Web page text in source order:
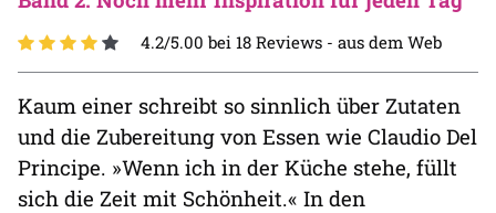
4.2/5.00 bei 18 Reviews - aus dem Web
Kaum einer schreibt so sinnlich über Zutaten
und die Zubereitung von Essen wie Claudio Del
Principe. »Wenn ich in der Küche stehe, füllt
sich die Zeit mit Schönheit.« In den